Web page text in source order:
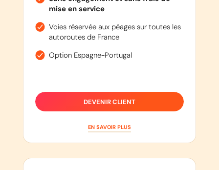
mise en service
Voies réservée aux péages sur toutes les
autoroutes de France
Option Espagne-Portugal
DEVENIR CLIENT
EN SAVOIR PLUS